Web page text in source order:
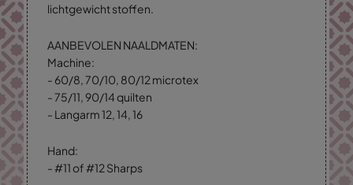
lichtgewicht stoffen.
AANBEVOLEN NAALDMATEN:
Machine:
- 60/8, 70/10, 80/12 microtex
- 75/11, 90/14 quilten
- Langarm 12, 14, 16
Hand:
- #11 of #12 Sharps